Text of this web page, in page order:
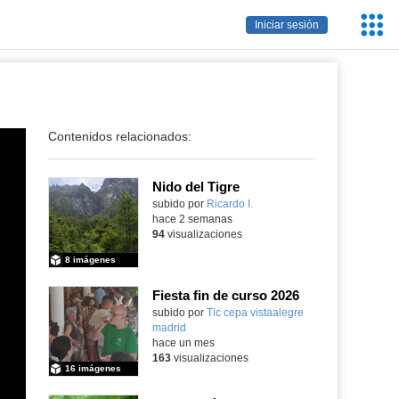
Iniciar sesión
Contenidos relacionados:
Nido del Tigre
subido por Ricardo I.
8 imágenes
hace 2 semanas
94visualizaciones
Fiesta fin de curso 2026
subido por Tic cepa vistaalegre
madrid
16 imágenes
hace un mes
163visualizaciones